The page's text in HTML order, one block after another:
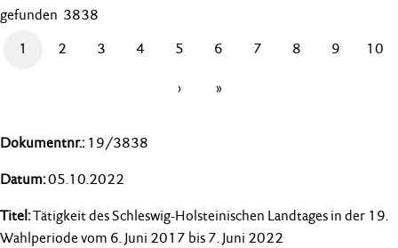
gefunden 3838
1
2 3 4 5 6 7 8 9 10
› »
19/3838
05.10.2022
Tätigkeit des Schleswig-Holsteinischen Landtages in der 19.
Wahlperiode vom 6. Juni 2017 bis 7. Juni 2022